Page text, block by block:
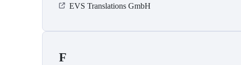
EVS Translations GmbH
F